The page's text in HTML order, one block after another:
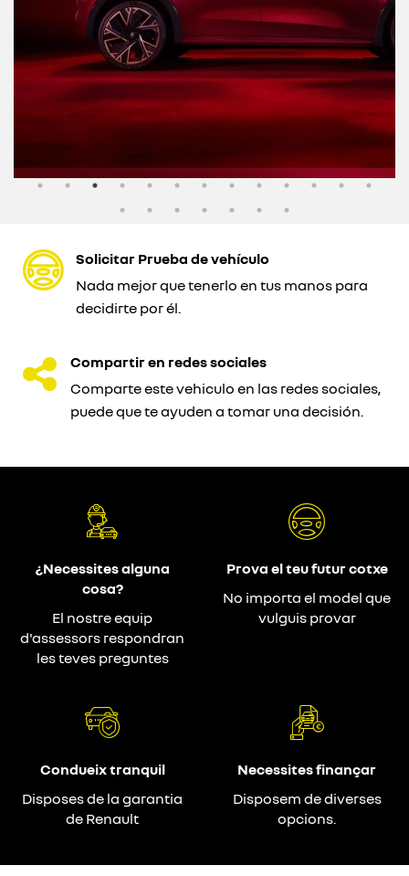
Solicitar Prueba de vehículo
Nada mejor que tenerlo en tus manos para
decidirte por él.
Compartir en redes sociales
Comparte este vehiculo en las redes sociales,
puede que te ayuden a tomar una decisión.
¿Necessites alguna
cosa?
El nostre equip
d'assessors respondran
les teves preguntes
Prova el teu futur cotxe
No importa el model que
vulguis provar
Condueix tranquil
Disposes de la garantia
de Renault
Necessites finançar
Disposem de diverses
opcions.